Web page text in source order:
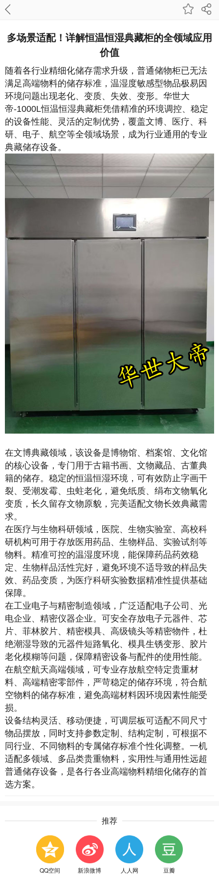
多场景适配！详解恒温恒湿典藏柜的全领域应用
价值
随着各行业精细化储存需求升级，普通储物柜已无法
满足高端物料的储存标准，温湿度敏感型物品极易因
环境问题出现老化、变质、失效、变形。华世大
帝-1000L恒温恒湿典藏柜凭借精准的环境调控、稳定
的设备性能、灵活的定制优势，覆盖文博、医疗、科
研、电子、航空等全领域场景，成为行业通用的专业
典藏储存设备。
在文博典藏领域，该设备是博物馆、档案馆、文化馆
的核心设备，专门用于古籍书画、文物藏品、古董典
籍的储存。稳定的恒温恒湿环境，可有效防止字画干
裂、受潮发霉、虫蛀老化，避免纸质、绢布文物氧化
变质，长久留存文物原貌，完美适配文物长效典藏需
求。
在医疗与生物科研领域，医院、生物实验室、高校科
研机构可用于存放医用药品、生物样品、实验试剂等
物料。精准可控的温湿度环境，能保障药品药效稳
定、生物样品活性完好，避免环境不适导致的样品失
效、药品变质，为医疗科研实验数据精准性提供基础
保障。
在工业电子与精密制造领域，广泛适配电子公司、光
电企业、精密仪器企业。可安全存放电子元器件、芯
片、菲林胶片、精密模具、高级镜头等精密物件，杜
绝潮湿导致的元器件短路氧化、模具生锈变形、胶片
老化模糊等问题，保障精密设备与配件的使用性能。
在航空航天高端领域，可专业存放航空特定贵重材
料、高端精密零部件，严苛稳定的储存环境，符合航
空物料的储存标准，避免高端材料因环境因素性能受
损。
设备结构灵活、移动便捷，可调层板可适配不同尺寸
物品摆放，同时支持参数定制、结构定制，可根据不
同行业、不同物料的专属储存标准个性化调整。一机
适配多领域、多品类贵重物料，实用性与通用性远超
普通储存设备，是各行各业高端物料精细化储存的首
选方案。
推荐
QQ空间 新浪微博 人人网 豆瓣